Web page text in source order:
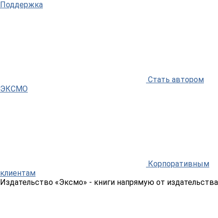
Поддержка
Стать автором
ЭКСМО
Корпоративным
клиентам
Издательство «Эксмо» - книги напрямую от издательства